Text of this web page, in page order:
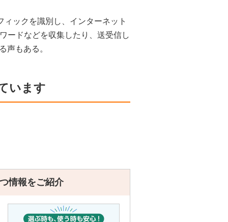
ックを識別し、インターネット
ードなどを収集したり、送受信し
声もある。
います
情報をご紹介